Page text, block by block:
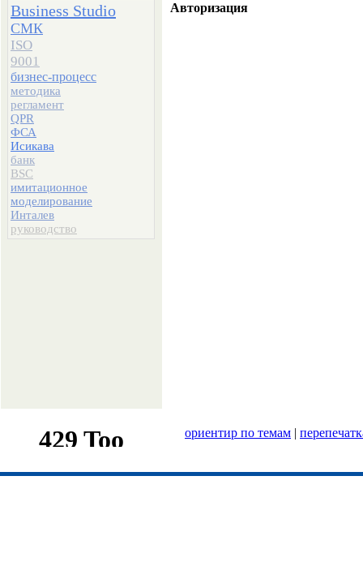
Business Studio
СМК
ISO
9001
бизнес-процесс
методика
регламент
QPR
ФСА
Исикава
банк
BSC
имитационное
моделирование
Инталев
руководство
Авторизация
ориентир по темам |